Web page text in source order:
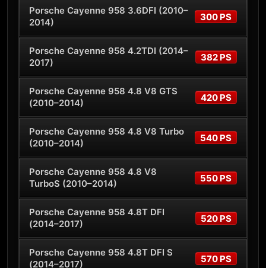
Porsche Cayenne 958 3.6DFI (2010–
2014)
300 PS
Porsche Cayenne 958 4.2TDI (2014–
2017)
382 PS
Porsche Cayenne 958 4.8 V8 GTS
(2010–2014)
420 PS
Porsche Cayenne 958 4.8 V8 Turbo
(2010–2014)
540 PS
Porsche Cayenne 958 4.8 V8
TurboS (2010–2014)
550 PS
Porsche Cayenne 958 4.8T DFI
(2014–2017)
520 PS
Porsche Cayenne 958 4.8T DFI S
(2014–2017)
570 PS